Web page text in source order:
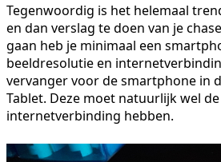
Tegenwoordig is het helemaal
en dan verslag te doen van je
gaan heb je minimaal een
beeldresolutie en
vervanger voor de smartphone in
Tablet. Deze moet natuurlijk wel de
internetverbinding hebben.